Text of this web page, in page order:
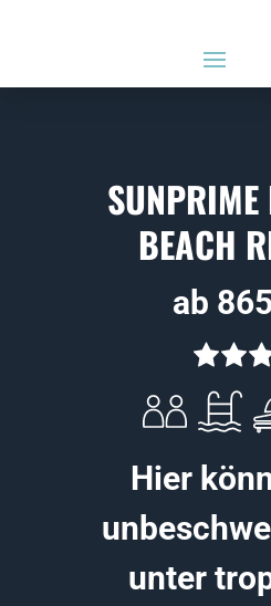
BEACH
ab
Hier
unter